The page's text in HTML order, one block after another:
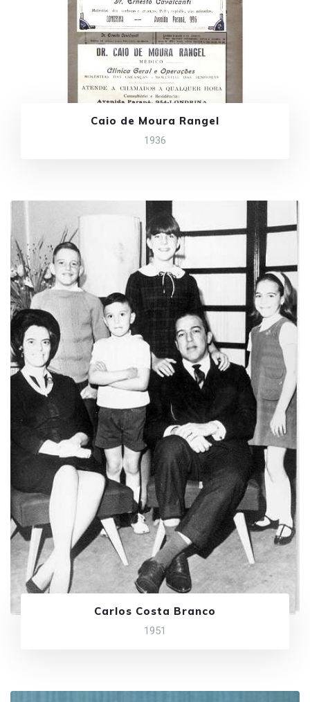
Caio de Moura Rangel
1936
Carlos Costa Branco
1951